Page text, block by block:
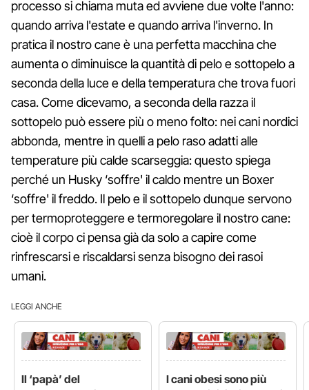
processo si chiama muta ed avviene due volte l'anno:
quando arriva l'estate e quando arriva l'inverno. In
pratica il nostro cane è una perfetta macchina che
aumenta o diminuisce la quantità di pelo e sottopelo a
seconda della luce e della temperatura che trova fuori
casa. Come dicevamo, a seconda della razza il
sottopelo può essere più o meno folto: nei cani nordici
abbonda, mentre in quelli a pelo raso adatti alle
temperature più calde scarseggia: questo spiega
perché un Husky ‘soffre' il caldo mentre un Boxer
‘soffre' il freddo. Il pelo e il sottopelo dunque servono
per termoproteggere e termoregolare il nostro cane:
cioè il corpo ci pensa già da solo a capire come
rinfrescarsi e riscaldarsi senza bisogno dei rasoi
umani.
LEGGI ANCHE
Il ‘papà’ del
I cani obesi sono più